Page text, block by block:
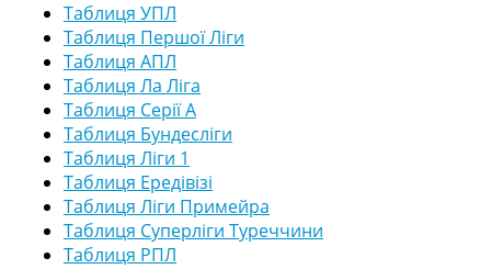
Таблиця УПЛ
Таблиця Першої Ліги
Таблиця АПЛ
Таблиця Ла Ліга
Таблиця Серії А
Таблиця Бундесліги
Таблиця Ліги 1
Таблиця Ередівізі
Таблиця Ліги Примейра
Таблиця Суперліги Туреччини
Таблиця РПЛ